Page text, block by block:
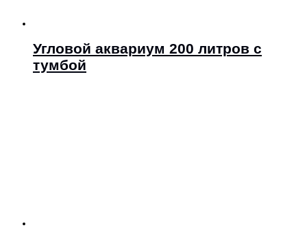
Угловой аквариум 200 литров с
тумбой